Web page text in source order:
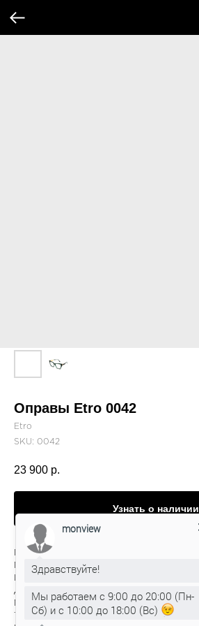
Оправы Etro 0042
Etro
SKU: 0042
23 900 р.
Узнать о наличии
Производитель: Италия
Модель: 0042
Для кого: женская
Материал: пластик
Тип: ободковая
monview
Здравствуйте!
Мы работаем с 9:00 до 20:00 (Пн-
Сб) и с 10:00 до 18:00 (Вс)